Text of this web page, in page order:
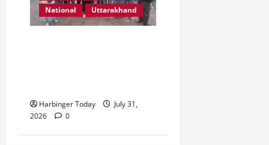
National
Uttarakhand
Harbinger Today
July 31,
2026
0